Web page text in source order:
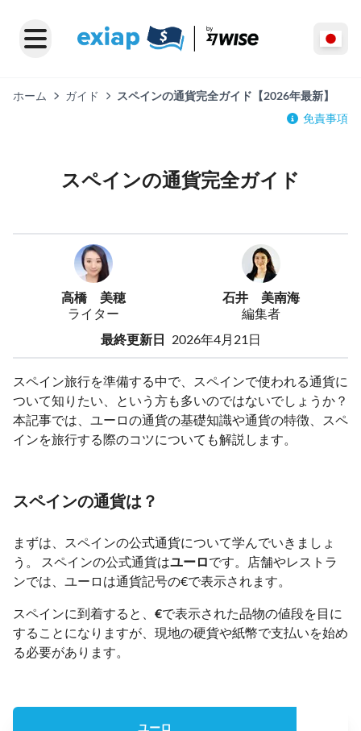
ホーム ガイド
スペインの通貨完全ガイド【2026年最新】
免責事項
スペインの通貨完全ガイド
高橋 美穂
ライター
石井 美南海
編集者
最終更新日 2026年4月21日
スペイン旅行を準備する中で、スペインで使われる通貨に
ついて知りたい、という方も多いのではないでしょうか？
本記事では、ユーロの通貨の基礎知識や通貨の特徴、スペ
インを旅行する際のコツについても解説します。
スペインの通貨は？
まずは、スペインの公式通貨について学んでいきましょ
う。 スペインの公式通貨はユーロです。店舗やレストラ
ンでは、ユーロは通貨記号の€で表示されます。
スペインに到着すると、 €で表示された品物の値段を目に
することになりますが、現地の硬貨や紙幣で支払いを始め
る必要があります。
ユーロ